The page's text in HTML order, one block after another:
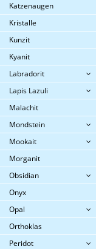
Katzenaugen
Kristalle
Kunzit
Kyanit
Labradorit
Lapis Lazuli
Malachit
Mondstein
Mookait
Morganit
Obsidian
Onyx
Opal
Orthoklas
Peridot